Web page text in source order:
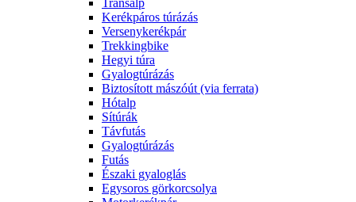
Kerékpáros túrázás
Versenykerékpár
Trekkingbike
Hegyi túra
Gyalogtúrázás
Biztosított mászóút (via ferrata)
Hótalp
Sítúrák
Távfutás
Gyalogtúrázás
Futás
Északi gyaloglás
Egysoros görkorcsolya